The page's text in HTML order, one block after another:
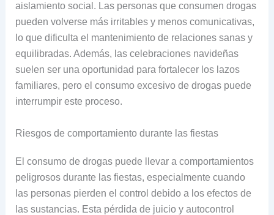
aislamiento social. Las personas que consumen drogas
pueden volverse más irritables y menos comunicativas,
lo que dificulta el mantenimiento de relaciones sanas y
equilibradas. Además, las celebraciones navideñas
suelen ser una oportunidad para fortalecer los lazos
familiares, pero el consumo excesivo de drogas puede
interrumpir este proceso.
Riesgos de comportamiento durante las fiestas
El consumo de drogas puede llevar a comportamientos
peligrosos durante las fiestas, especialmente cuando
las personas pierden el control debido a los efectos de
las sustancias. Esta pérdida de juicio y autocontrol